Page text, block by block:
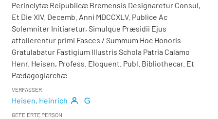
Perinclytæ Reipublicæ Bremensis Designaretur Consul,
Et Die XIV. Decemb. Anni MDCCXLV. Publice Ac
Solemniter Initiaretur, Simulque Præsidii Ejus
attollerentur primi Fasces / Summum Hoc Honoris
Gratulabatur Fastigium Illustris Schola Patria Calamo
Henr. Heisen, Profess. Eloquent. Publ. Bibliothecar. Et
Pædagogiarchæ
VERFASSER
Heisen, Heinrich
GEFEIERTE PERSON